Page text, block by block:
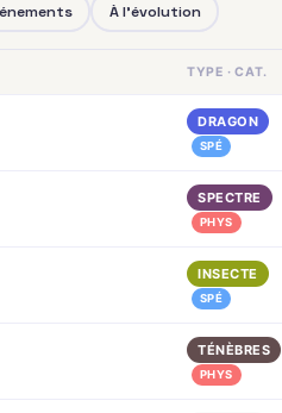
À l'évolution
TYPE · CAT.
DRAGON
SPÉ
SPECTRE
PHYS
INSECTE
SPÉ
TÉNÈBRES
PHYS